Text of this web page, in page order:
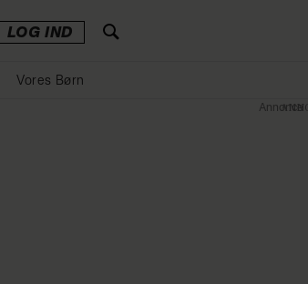
LOG IND
Vores Børn
Annonce